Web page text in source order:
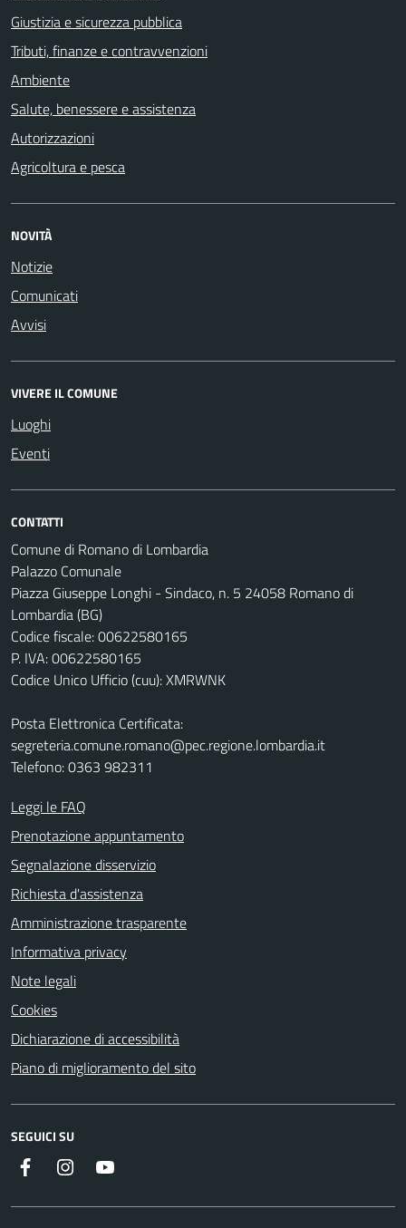
Giustizia e sicurezza pubblica
Tributi, finanze e contravvenzioni
Ambiente
Salute, benessere e assistenza
Autorizzazioni
Agricoltura e pesca
NOVITÀ
Notizie
Comunicati
Avvisi
VIVERE IL COMUNE
Luoghi
Eventi
CONTATTI
Comune di Romano di Lombardia
Palazzo Comunale
Piazza Giuseppe Longhi - Sindaco, n. 5 24058 Romano di
Lombardia (BG)
Codice fiscale: 00622580165
P. IVA: 00622580165
Codice Unico Ufficio (cuu): XMRWNK
Posta Elettronica Certificata:
segreteria.comune.romano@pec.regione.lombardia.it
Telefono: 0363 982311
Leggi le FAQ
Prenotazione appuntamento
Segnalazione disservizio
Richiesta d'assistenza
Amministrazione trasparente
Informativa privacy
Note legali
Cookies
Dichiarazione di accessibilità
Piano di miglioramento del sito
SEGUICI SU
Facebook Instagram